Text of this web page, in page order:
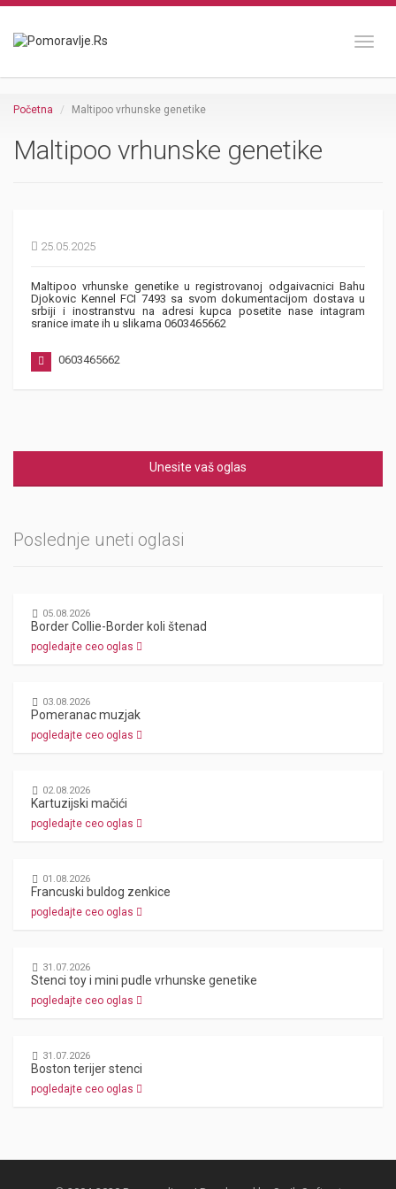
Početna Maltipoo vrhunske genetike
Maltipoo vrhunske genetike
25.05.2025
Maltipoo vrhunske genetike u registrovanoj odgaivacnici Bahu
Djokovic Kennel FCI 7493 sa svom dokumentacijom dostava u
srbiji i inostranstvu na adresi kupca posetite nase intagram
sranice imate ih u slikama 0603465662
0603465662
Unesite vaš oglas
Poslednje uneti oglasi
05.08.2026
Border Collie-Border koli štenad
pogledajte ceo oglas
03.08.2026
Pomeranac muzjak
pogledajte ceo oglas
02.08.2026
Kartuzijski mačići
pogledajte ceo oglas
01.08.2026
Francuski buldog zenkice
pogledajte ceo oglas
31.07.2026
Stenci toy i mini pudle vrhunske genetike
pogledajte ceo oglas
31.07.2026
Boston terijer stenci
pogledajte ceo oglas